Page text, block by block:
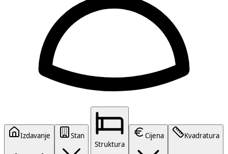
Izdavanje
Stan
Struktura
Cijena Kvadratura